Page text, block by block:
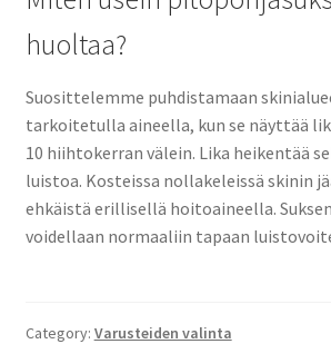
huoltaa?
Suosittelemme puhdistamaan
tarkoitetulla aineella, kun se näyttää
10 hiihtokerran välein. Lika heikentää
luistoa. Kosteissa nollakeleissä skinin
ehkäistä erillisellä hoitoaineella.
voidellaan normaaliin tapaan
Category: Varusteiden valinta